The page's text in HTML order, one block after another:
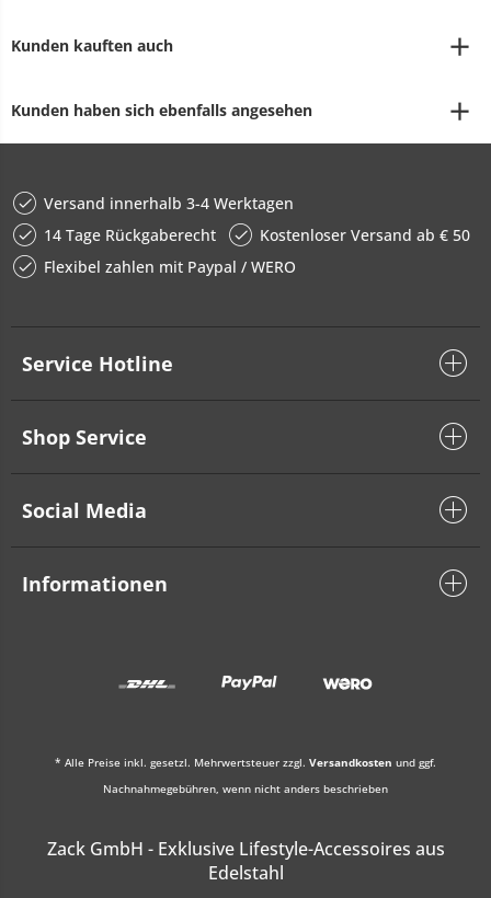
Kunden kauften auch
Kunden haben sich ebenfalls angesehen
Versand innerhalb 3-4 Werktagen
14 Tage Rückgaberecht
Kostenloser Versand ab € 50
Flexibel zahlen mit Paypal / WERO
Service Hotline
Shop Service
Social Media
Informationen
* Alle Preise inkl. gesetzl. Mehrwertsteuer zzgl. Versandkosten und ggf.
Nachnahmegebühren, wenn nicht anders beschrieben
Zack GmbH - Exklusive Lifestyle-Accessoires aus
Edelstahl